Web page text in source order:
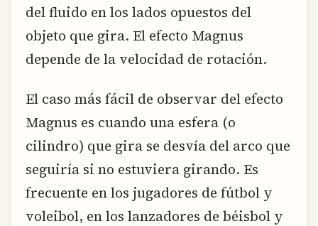
del fluido en los lados opuestos del
objeto que gira. El efecto Magnus
depende de la velocidad de rotación.
El caso más fácil de observar del efecto
Magnus es cuando una esfera (o
cilindro) que gira se desvía del arco que
seguiría si no estuviera girando. Es
frecuente en los jugadores de fútbol y
voleibol, en los lanzadores de béisbol y